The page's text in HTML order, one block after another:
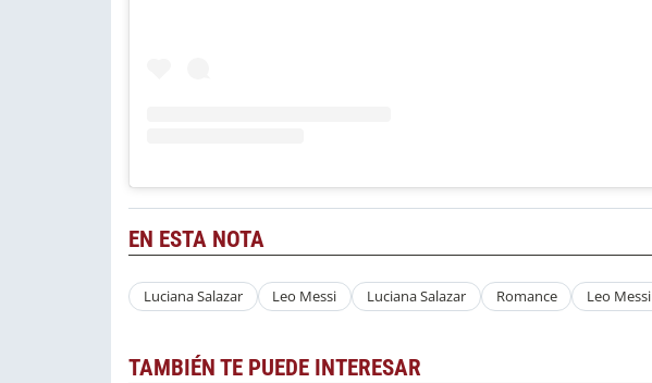
EN ESTA NOTA
Luciana Salazar Leo Messi Luciana Salazar Romance Leo Messi
TAMBIÉN TE PUEDE INTERESAR